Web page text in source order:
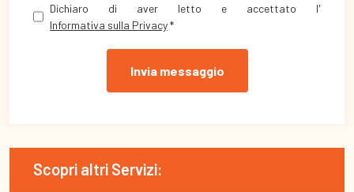
Dichiaro di aver letto e accettato l'
Informativa sulla Privacy*
Invia messaggio
Scopri altri Servizi: